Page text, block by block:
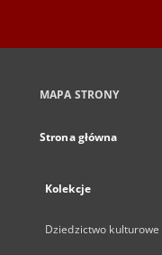
MAPA STRONY
Strona główna
Kolekcje
Dziedzictwo kulturowe